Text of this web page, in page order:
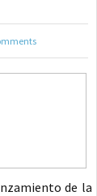
de la